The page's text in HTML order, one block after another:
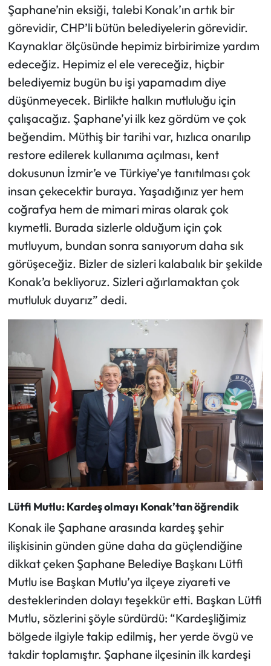
Şaphane’nin eksiği, talebi Konak’ın artık bir
görevidir, CHP’li bütün belediyelerin görevidir.
Kaynaklar ölçüsünde hepimiz birbirimize yardım
edeceğiz. Hepimiz el ele vereceğiz, hiçbir
belediyemiz bugün bu işi yapamadım diye
düşünmeyecek. Birlikte halkın mutluluğu için
çalışacağız. Şaphane’yi ilk kez gördüm ve çok
beğendim. Müthiş bir tarihi var, hızlıca onarılıp
restore edilerek kullanıma açılması, kent
dokusunun İzmir’e ve Türkiye’ye tanıtılması çok
insan çekecektir buraya. Yaşadığınız yer hem
coğrafya hem de mimari miras olarak çok
kıymetli. Burada sizlerle olduğum için çok
mutluyum, bundan sonra sanıyorum daha sık
görüşeceğiz. Bizler de sizleri kalabalık bir şekilde
Konak’a bekliyoruz. Sizleri ağırlamaktan çok
mutluluk duyarız” dedi.
Lütfi Mutlu: Kardeş olmayı Konak’tan öğrendik
Konak ile Şaphane arasında kardeş şehir
ilişkisinin günden güne daha da güçlendiğine
dikkat çeken Şaphane Belediye Başkanı Lütfi
Mutlu ise Başkan Mutlu’ya ilçeye ziyareti ve
desteklerinden dolayı teşekkür etti. Başkan Lütfi
Mutlu, sözlerini şöyle sürdürdü: “Kardeşliğimiz
bölgede ilgiyle takip edilmiş, her yerde övgü ve
takdir toplamıştır. Şaphane ilçesinin ilk kardeşi